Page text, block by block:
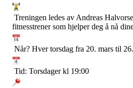
Treningen ledes av Andreas
fitnesstrener som hjelper deg å nå
Når? Hver torsdag fra 20. mars til
Tid: Torsdager kl 19:00